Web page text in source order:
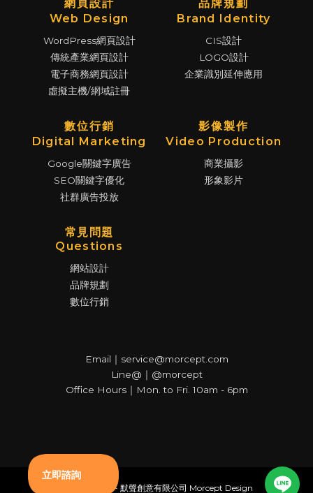
網頁設計
Web Design
WordPress網頁設計
傳統產業網頁設計
電子商務網頁設計
虛擬主機/網域註冊
品牌規劃
Brand Identity
CIS設計
LOGO設計
企業識別延伸應用
數位行銷
Digital Marketing
Google關鍵字廣告
SEO關鍵字優化
社群廣告投放
影像製作
Video Production
商業攝影
形象影片
常見問題
Questions
網站設計
品牌規劃
數位行銷
Email｜service@morcept.com
Line@｜@morcept
Office Hours｜Mon. to Fri. 10am - 6pm
© Copyright - 默聲創意有限公司 Morcept Design